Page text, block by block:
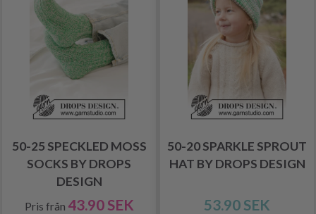
50-25 SPECKLED MOSS
SOCKS BY DROPS
DESIGN
Pris från 43.90 SEK
50-20 SPARKLE SPROUT
HAT BY DROPS DESIGN
53.90 SEK